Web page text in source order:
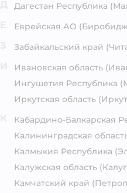
Дагестан Республика
Еврейская АО
Забайкальский край
Ивановская область
Ингушетия Республика
Иркутская область
Кабардино-Балкарская
Калининградская
Калмыкия Республика
Калужская область
Камчатский край